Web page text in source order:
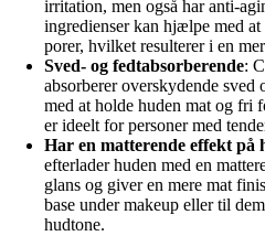
irritation, men også har anti-
ingredienser kan hjælpe med
porer, hvilket resulterer i en
Sved- og fedtabsorberende:
absorberer overskydende
med at holde huden mat og fri
er ideelt for personer med
Har en matterende effekt på
efterlader huden med en
glans og giver en mere mat
base under makeup eller til
hudtone.